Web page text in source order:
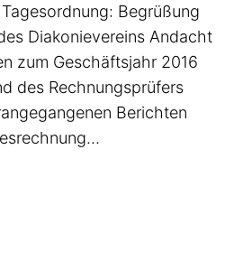
Begrüßung
Diakonievereins Andacht
zum Geschäftsjahr 2016
des Rechnungsprüfers
Berichten